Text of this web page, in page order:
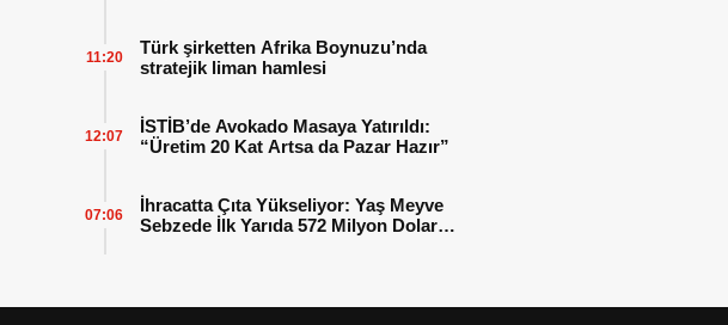
Türk şirketten Afrika Boynuzu’nda
stratejik liman hamlesi
11:20
İSTİB’de Avokado Masaya Yatırıldı:
“Üretim 20 Kat Artsa da Pazar Hazır”
12:07
İhracatta Çıta Yükseliyor: Yaş Meyve
Sebzede İlk Yarıda 572 Milyon Dolar
07:06